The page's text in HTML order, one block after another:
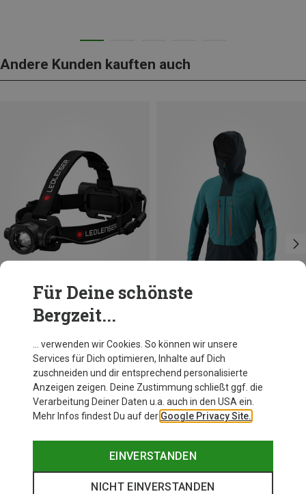
Andere Kunden kauften auch
Ledlenser
H15R Core Stirnlampe
169,20 €
Dynafit
Herren TLT Dynastretch Jacke
219,95 €
Für Deine schönste
Bergzeit...
… verwenden wir Cookies. So können wir unsere
Services für Dich optimieren, Inhalte auf Dich
zuschneiden und dir entsprechend personalisierte
Anzeigen zeigen. Deine Zustimmung schließt ggf. die
Verarbeitung Deiner Daten u.a. auch in den USA ein.
Mehr Infos findest Du auf der Google Privacy Site.
EINVERSTANDEN
NICHT EINVERSTANDEN